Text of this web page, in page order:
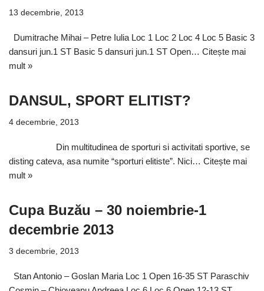
13 decembrie, 2013
Dumitrache Mihai – Petre Iulia Loc 1 Loc 2 Loc 4 Loc 5 Basic 3
dansuri jun.1 ST Basic 5 dansuri jun.1 ST Open… Citește mai
mult »
DANSUL, SPORT ELITIST?
4 decembrie, 2013
Din multitudinea de sporturi si activitati sportive, se
disting cateva, asa numite “sporturi elitiste”. Nici… Citește mai
mult »
Cupa Buzău – 30 noiembrie-1
decembrie 2013
3 decembrie, 2013
Stan Antonio – Goslan Maria Loc 1 Open 16-35 ST Paraschiv